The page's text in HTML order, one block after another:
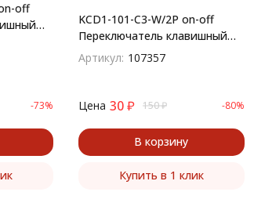
off
-73%
KCD1-101-C3-W/2P on-off
Переключатель клавишный
(рокерный)
Артикул: 107357
Цена 30 ₽ 150₽ -80%
В корзину
Купить в 1 клик